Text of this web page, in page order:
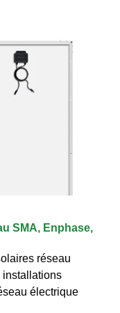
SMA, Enphase,
réseau
installations
électrique